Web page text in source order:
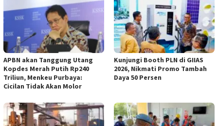
APBN akan Tanggung Utang
Kopdes Merah Putih Rp240
Triliun, Menkeu Purbaya:
Cicilan Tidak Akan Molor
Kunjungi Booth PLN di GIIAS
2026, Nikmati Promo Tambah
Daya 50 Persen